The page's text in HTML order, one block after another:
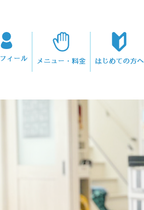
ィール メニュー・料金 はじめての方へ